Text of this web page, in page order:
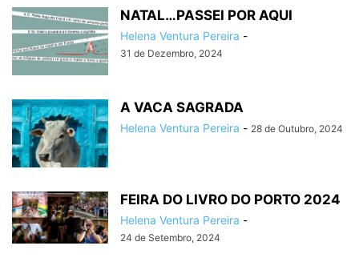
NATAL…PASSEI POR AQUI
Helena Ventura Pereira -
31 de Dezembro, 2024
A VACA SAGRADA
Helena Ventura Pereira - 28 de Outubro, 2024
FEIRA DO LIVRO DO PORTO 2024
Helena Ventura Pereira -
24 de Setembro, 2024